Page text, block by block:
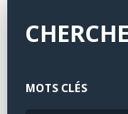
MOTS CLÉS